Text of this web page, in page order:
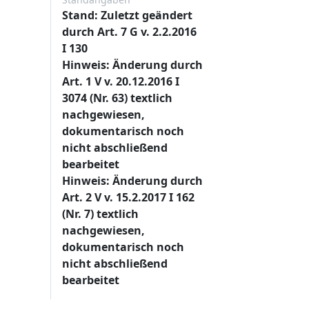
Stand: Zuletzt geändert
durch Art. 7 G v. 2.2.2016
I 130
Hinweis: Änderung durch
Art. 1 V v. 20.12.2016 I
3074 (Nr. 63) textlich
nachgewiesen,
dokumentarisch noch
nicht abschließend
bearbeitet
Hinweis: Änderung durch
Art. 2 V v. 15.2.2017 I 162
(Nr. 7) textlich
nachgewiesen,
dokumentarisch noch
nicht abschließend
bearbeitet